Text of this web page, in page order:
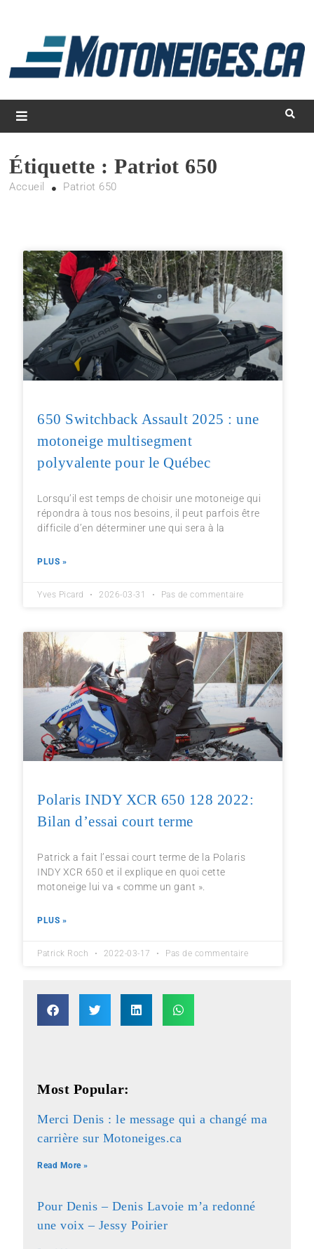
Magazine Motoneiges.ca
Étiquette :Patriot 650
Accueil Patriot 650
650 Switchback Assault 2025 : une
motoneige multisegment
polyvalente pour le Québec
Lorsqu’il est temps de choisir une motoneige qui
répondra à tous nos besoins, il peut parfois être
difficile d’en déterminer une qui sera à la
PLUS »
Yves Picard 2026-03-31 Pas de commentaire
Polaris INDY XCR 650 128 2022:
Bilan d’essai court terme
Patrick a fait l’essai court terme de la Polaris
INDY XCR 650 et il explique en quoi cette
motoneige lui va « comme un gant ».
PLUS »
Patrick Roch 2022-03-17 Pas de commentaire
Most Popular:
Merci Denis : le message qui a changé ma
carrière sur Motoneiges.ca
Read More »
Pour Denis – Denis Lavoie m’a redonné
une voix – Jessy Poirier